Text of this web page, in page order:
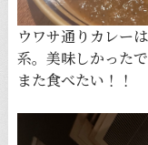
ウワサ通りカレー
系。美味しかった
また食べたい！！